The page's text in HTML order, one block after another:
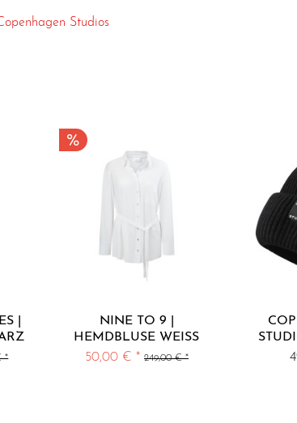
Studios
|
*
NINE TO 9 |
HEMDBLUSE WEISS
50,00 € * 249,00 € *